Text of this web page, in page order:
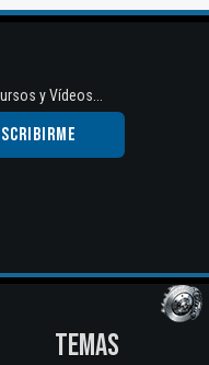
y Vídeos...
TEMAS